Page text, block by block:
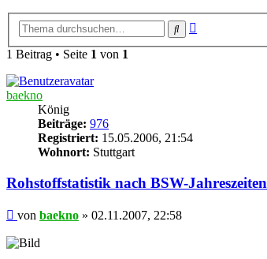
Suche
1 Beitrag • Seite 1 von 1
baekno
König
Beiträge: 976
Registriert: 15.05.2006, 21:54
Wohnort: Stuttgart
Rohstoffstatistik nach BSW-Jahreszeiten
Beitrag
von baekno » 02.11.2007, 22:58